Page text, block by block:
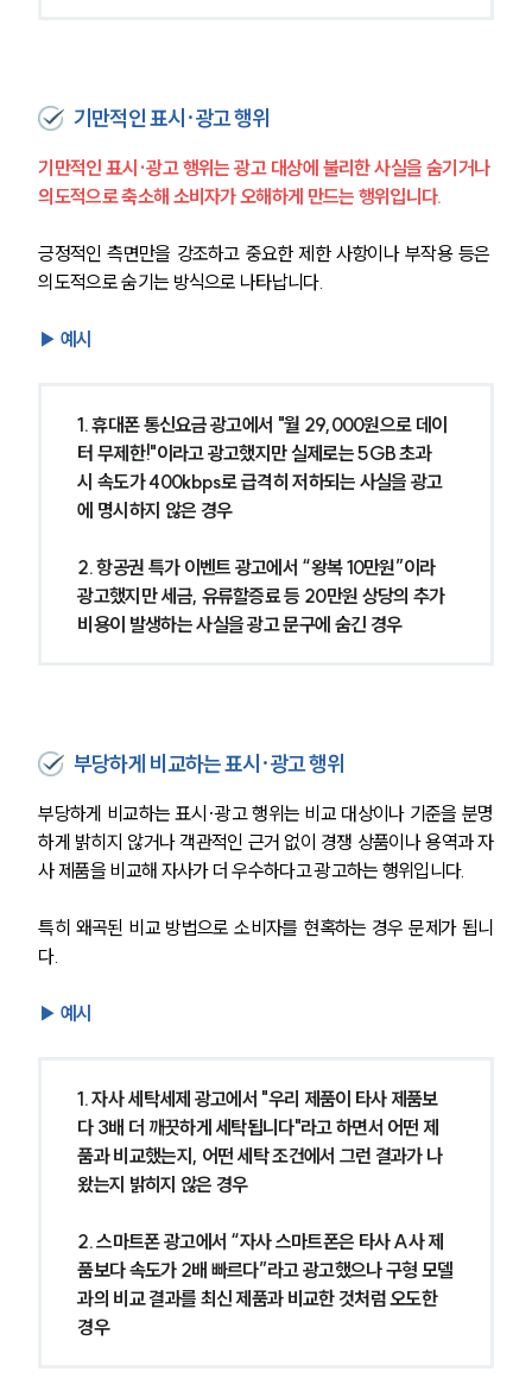
기만적인 표시·광고 행위
기만적인 표시·광고 행위는 광고 대상에 불리한 사실을 숨기거나
의도적으로 축소해 소비자가 오해하게 만드는 행위입니다.
긍정적인 측면만을 강조하고 중요한 제한 사항이나 부작용 등은
의도적으로 숨기는 방식으로 나타납니다.
▶ 예시
1. 휴대폰 통신요금 광고에서 "월 29,000원으로 데이
터 무제한!"이라고 광고했지만 실제로는 5GB 초과
시 속도가 400kbps로 급격히 저하되는 사실을 광고
에 명시하지 않은 경우
2. 항공권 특가 이벤트 광고에서 “왕복 10만원”이라
광고했지만 세금, 유류할증료 등 20만원 상당의 추가
비용이 발생하는 사실을 광고 문구에 숨긴 경우
부당하게 비교하는 표시·광고 행위
부당하게 비교하는 표시·광고 행위는 비교 대상이나 기준을 분명
하게 밝히지 않거나 객관적인 근거 없이 경쟁 상품이나 용역과 자
사 제품을 비교해 자사가 더 우수하다고 광고하는 행위입니다.
특히 왜곡된 비교 방법으로 소비자를 현혹하는 경우 문제가 됩니
다.
▶ 예시
1. 자사 세탁세제 광고에서 "우리 제품이 타사 제품보
다 3배 더 깨끗하게 세탁됩니다"라고 하면서 어떤 제
품과 비교했는지, 어떤 세탁 조건에서 그런 결과가 나
왔는지 밝히지 않은 경우
2. 스마트폰 광고에서 “자사 스마트폰은 타사 A사 제
품보다 속도가 2배 빠르다”라고 광고했으나 구형 모델
과의 비교 결과를 최신 제품과 비교한 것처럼 오도한
경우